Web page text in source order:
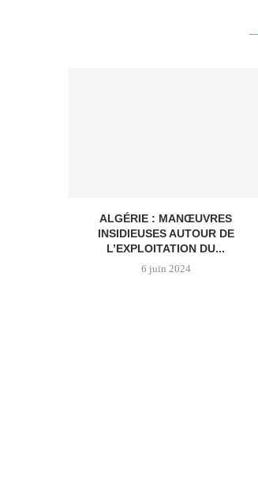
ALGÉRIE : MANŒUVRES
INSIDIEUSES AUTOUR DE
L’EXPLOITATION DU...
6 juin 2024